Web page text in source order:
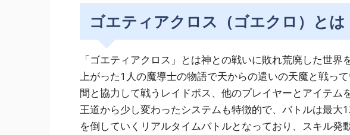
ゴエティアクロス（ゴエクロ）とは
「ゴエティアクロス」とは神との戦いに敗れ荒廃した世
上がった1人の魔導士の物語で天からの遣いの天魔と戦っ
間と協力して戦うレイドボス、他のプレイヤーとアイテム
王道から少し変わったシステムも特徴的で、バトルは最大
を倒していくリアルタイムバトルとなっており、スキル発